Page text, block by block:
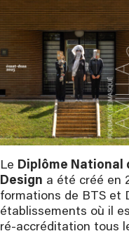
Le Diplôme National
Design a été créé en
formations de BTS et
établissements où il
ré-accréditation tous